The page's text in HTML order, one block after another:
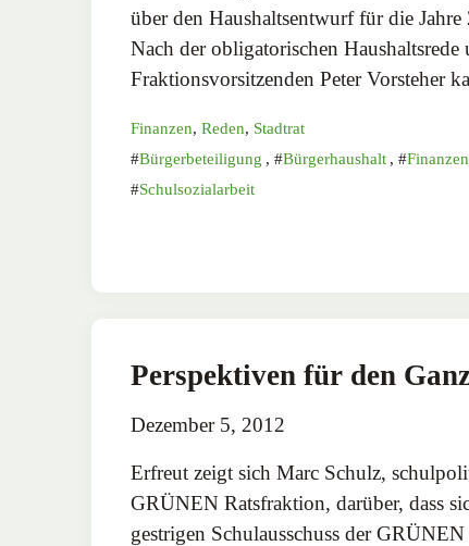
über den Haushaltsentwurf für die
Nach der obligatorischen Haushaltsrede
Fraktionsvorsitzenden Peter Vorsteher
Finanzen, Reden, Stadtrat
Bürgerbeteiligung , Bürgerhaushalt , Finanzen
Schulsozialarbeit
Perspektiven für den
Dezember 5, 2012
Erfreut zeigt sich Marc Schulz,
GRÜNEN Ratsfraktion, darüber, dass
gestrigen Schulausschuss der